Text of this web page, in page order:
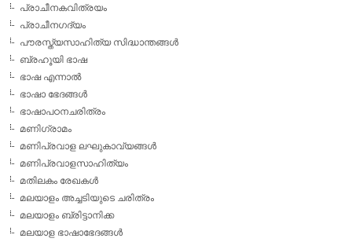
പ്രാചീനകവിത്രയം
പ്രാചീനഗദ്യം
പൗരസ്ത്യസാഹിത്യ സിദ്ധാന്തങ്ങള്‍
ബ്രഹൂയി ഭാഷ
ഭാഷ എന്നാല്‍
ഭാഷാ ഭേദങ്ങള്‍
ഭാഷാപഠനചരിത്രം
മണിഗ്രാമം
മണിപ്രവാള ലഘുകാവ്യങ്ങള്‍
മണിപ്രവാളസാഹിത്യം
മതിലകം രേഖകള്‍
മലയാളം അച്ചടിയുടെ ചരിത്രം
മലയാളം ബ്രിട്ടാനിക്ക
മലയാള ഭാഷാഭേദങ്ങള്‍